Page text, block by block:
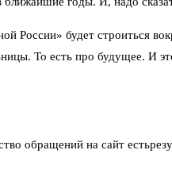
России» будет строиться
То есть про будущее. И
обращений на сайт